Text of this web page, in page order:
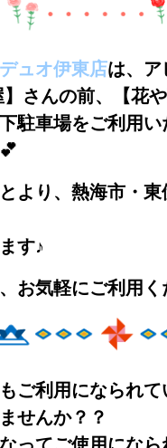
ュオ伊東店は、ア
さんの前、【花
駐車場をご利用
きます
より、熱海市・
す♪
お気軽にご利用く
ご利用になられ
せんか？？